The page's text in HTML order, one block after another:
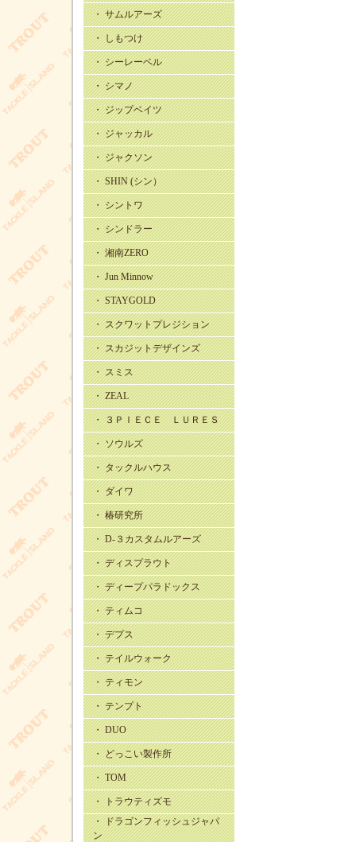
・ サムルアーズ
・ しもつけ
・ シーレーベル
・ シマノ
・ ジップベイツ
・ ジャッカル
・ ジャクソン
・ SHIN (シン）
・ シントワ
・ シンドラー
・ 湘南ZERO
・ Jun Minnow
・ STAYGOLD
・ スクワットプレジション
・ スカジットデザインズ
・ スミス
・ ZEAL
・ ３ＰＩＥＣＥ ＬＵＲＥＳ
・ ソウルズ
・ タックルハウス
・ ダイワ
・ 椿研究所
・ D-３カスタムルアーズ
・ ディスプラウト
・ ディープパラドックス
・ ティムコ
・ デプス
・ テイルウォーク
・ ティモン
・ テンプト
・ DUO
・ どっこい製作所
・ TOM
・ トラウティズモ
・ ドラゴンフィッシュジャパ
ン